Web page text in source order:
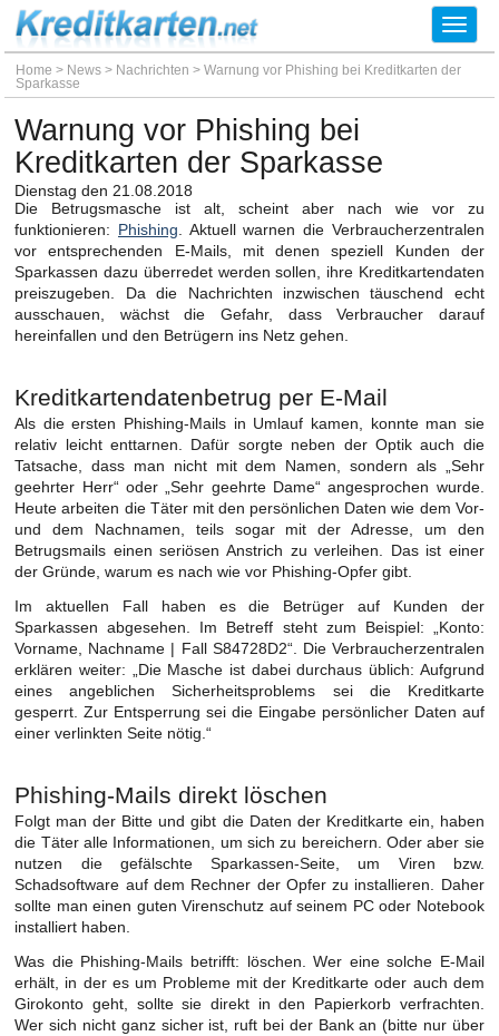
Home > News > Nachrichten >Warnung vor Phishing bei Kreditkarten der
Sparkasse
Warnung vor Phishing bei
Kreditkarten der Sparkasse
Dienstag den 21.08.2018
Die Betrugsmasche ist alt, scheint aber nach wie vor zu
funktionieren:
Phishing. Aktuell warnen die Verbraucherzentralen
vor entsprechenden E-Mails, mit denen speziell Kunden der
Sparkassen dazu überredet werden sollen, ihre Kreditkartendaten
preiszugeben. Da die Nachrichten inzwischen täuschend echt
ausschauen, wächst die Gefahr, dass Verbraucher darauf
hereinfallen und den Betrügern ins Netz gehen.
Kreditkartendatenbetrug per E-Mail
Als die ersten Phishing-Mails in Umlauf kamen, konnte man sie
relativ leicht enttarnen. Dafür sorgte neben der Optik auch die
Tatsache, dass man nicht mit dem Namen, sondern als „Sehr
geehrter Herr“ oder „Sehr geehrte Dame“ angesprochen wurde.
Heute arbeiten die Täter mit den persönlichen Daten wie dem Vor-
und dem Nachnamen, teils sogar mit der Adresse, um den
Betrugsmails einen seriösen Anstrich zu verleihen. Das ist einer
der Gründe, warum es nach wie vor Phishing-Opfer gibt.
Im aktuellen Fall haben es die Betrüger auf Kunden der
Sparkassen abgesehen. Im Betreff steht zum Beispiel: „Konto:
Vorname, Nachname | Fall S84728D2“. Die Verbraucherzentralen
erklären weiter: „Die Masche ist dabei durchaus üblich: Aufgrund
eines angeblichen Sicherheitsproblems sei die Kreditkarte
gesperrt. Zur Entsperrung sei die Eingabe persönlicher Daten auf
einer verlinkten Seite nötig.“
Phishing-Mails direkt löschen
Folgt man der Bitte und gibt die Daten der Kreditkarte ein, haben
die Täter alle Informationen, um sich zu bereichern. Oder aber sie
nutzen die gefälschte Sparkassen-Seite, um Viren bzw.
Schadsoftware auf dem Rechner der Opfer zu installieren. Daher
sollte man einen guten Virenschutz auf seinem PC oder Notebook
installiert haben.
Was die Phishing-Mails betrifft: löschen. Wer eine solche E-Mail
erhält, in der es um Probleme mit der Kreditkarte oder auch dem
Girokonto geht, sollte sie direkt in den Papierkorb verfrachten.
Wer sich nicht ganz sicher ist, ruft bei der Bank an (bitte nur über